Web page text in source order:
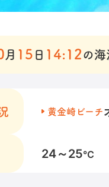
月 15 日 14:12 の海
黄金崎ビーチ
24～25℃